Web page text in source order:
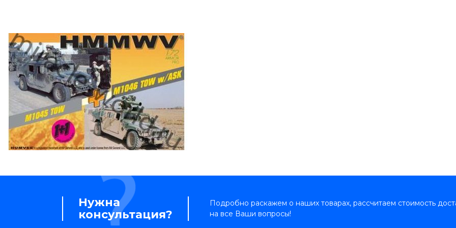
Нужна
консультация?
Подробно раскажем о наших товарах, рассчитаем стоимость
на все Ваши вопросы!